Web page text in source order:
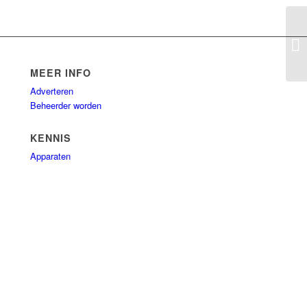
MEER INFO
Adverteren
Beheerder worden
KENNIS
Apparaten